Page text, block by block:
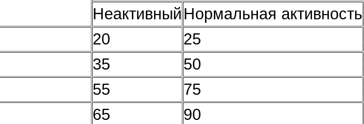
НеактивныйНормальная активность
20 25
35 50
55 75
65 90